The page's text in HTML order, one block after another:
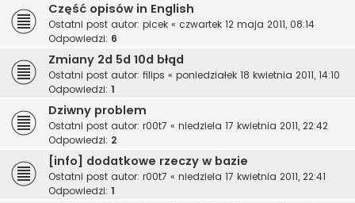
Część opisów in English
Ostatni post autor: picek « czwartek 12 maja 2011, 08:14
Odpowiedzi: 6
Zmiany 2d 5d 10d błąd
Ostatni post autor: filips « poniedziałek 18 kwietnia 2011, 14:10
Odpowiedzi: 1
Dziwny problem
Ostatni post autor: r00t7 « niedziela 17 kwietnia 2011, 22:42
Odpowiedzi: 2
[info] dodatkowe rzeczy w bazie
Ostatni post autor: r00t7 « niedziela 17 kwietnia 2011, 22:41
Odpowiedzi: 1